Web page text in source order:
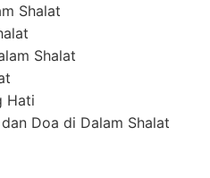
Shalat
Shalat
Hati
Doa di Dalam Shalat